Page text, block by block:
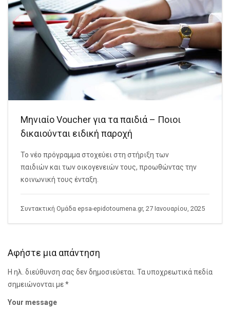
Μηνιαίο Voucher για τα παιδιά – Ποιοι
δικαιούνται ειδική παροχή
Το νέο πρόγραμμα στοχεύει στη στήριξη των
παιδιών και των οικογενειών τους, προωθώντας την
κοινωνική τους ένταξη.
Συντακτική Ομάδα epsa-epidotoumena.gr, 27 Ιανουαρίου, 2025
Αφήστε μια απάντηση
Η ηλ. διεύθυνση σας δεν δημοσιεύεται. Τα υποχρεωτικά πεδία
σημειώνονται με*
Your message